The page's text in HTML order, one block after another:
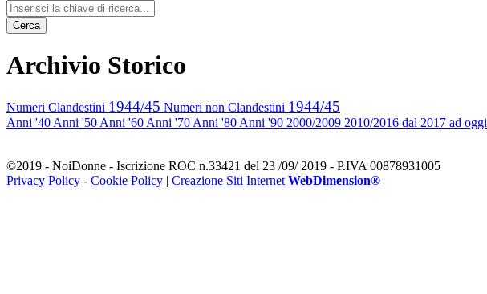
Cerca
Archivio Storico
Numeri Clandestini 1944/45 Numeri non Clandestini 1944/45
Anni '40 Anni '50 Anni '60 Anni '70 Anni '80 Anni '90 2000/2009 2010/2016 dal 2017 ad oggi
©2019 - NoiDonne - Iscrizione ROC n.33421 del 23 /09/ 2019 - P.IVA 00878931005
Privacy Policy - Cookie Policy | Creazione Siti Internet WebDimension®